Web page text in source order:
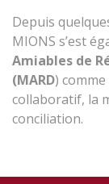
Depuis
MIONS s’est
Amiables de
(MARD)
collaboratif, la
conciliation.